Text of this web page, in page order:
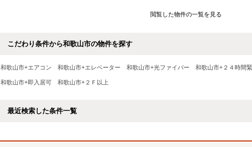
閲覧した物件の一覧を見る
こだわり条件から和歌山市の物件を探す
和歌山市+エアコン 和歌山市+エレベーター 和歌山市+光ファイバー 和歌山市+２４時間
和歌山市+即入居可 和歌山市+２Ｆ以上
最近検索した条件一覧